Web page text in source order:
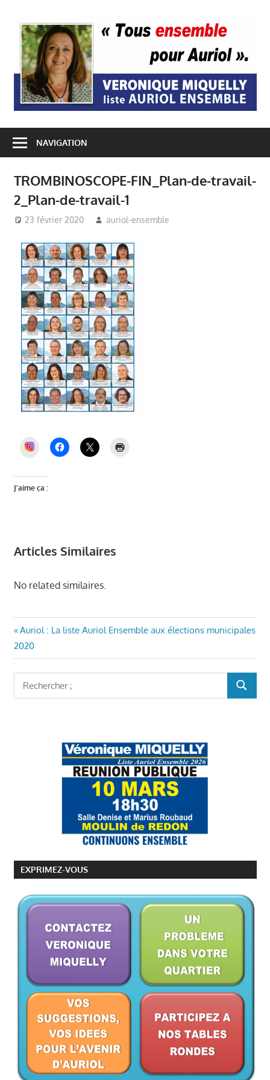
contenu
NAVIGATION
TROMBINOSCOPE-FIN_Plan-de-travail-
2_Plan-de-travail-1
23 février 2020 auriol-ensemble
INSTAGRAM
J’aime ça :
Articles Similaires
No related similaires.
Navigation
de
l’article
Article
précédent
:
Auriol : La liste Auriol Ensemble aux élections municipales
2020
EXPRIMEZ-VOUS